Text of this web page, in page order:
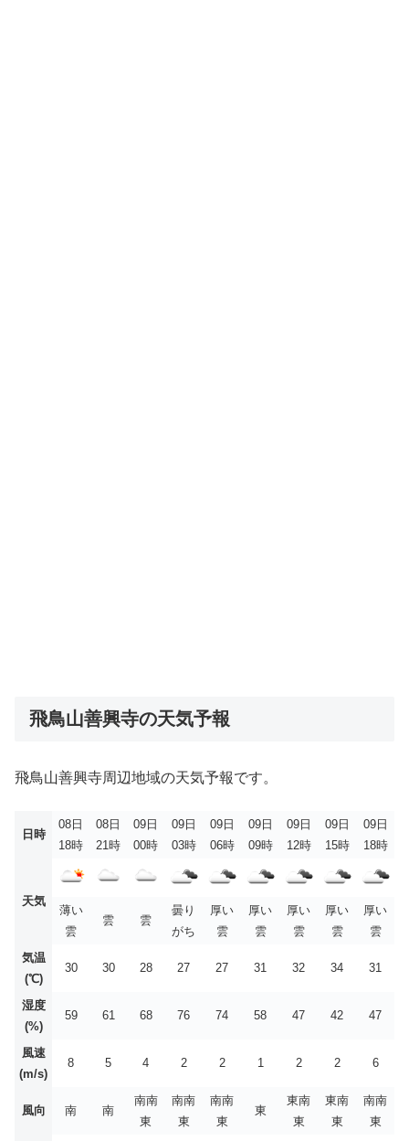
飛鳥山善興寺の天気予報
飛鳥山善興寺周辺地域の天気予報です。
日時
08日
18時
08日
21時
09日
00時
09日
03時
09日
06時
09日
09時
09日
12時
09日
15時
09日
18時
天気
薄い
雲
雲 雲
曇り
がち
厚い
雲
厚い
雲
厚い
雲
厚い
雲
厚い
雲
気温
(℃)
30 30 28 27 27 31 32 34 31
湿度
(%)
59 61 68 76 74 58 47 42 47
風速
(m/s)
8 5 4 2 2 1 2 2 6
風向 南 南
南南
東
南南
東
南南
東
東
東南
東
東南
東
南南
東